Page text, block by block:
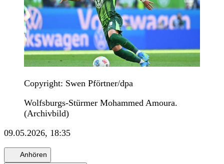
Copyright: Swen Pförtner/dpa
Wolfsburgs-Stürmer Mohammed Amoura.
(Archivbild)
09.05.2026, 18:35
Anhören